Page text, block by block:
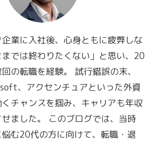
業に入社後、心身ともに疲弊しな
では終わりたくない」と思い、20
の転職を経験。 試行錯誤の末、
、アクセンチュアといった外資
チャンスを掴み、キャリアも年収
ました。 このブログでは、当時
む20代の方に向けて、転職・退